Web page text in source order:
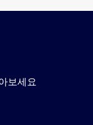
보세요